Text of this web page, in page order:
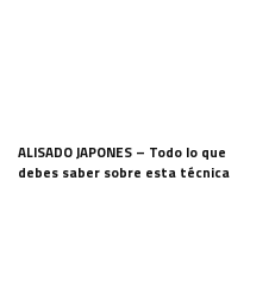
ALISADO JAPONES – Todo lo que
debes saber sobre esta técnica